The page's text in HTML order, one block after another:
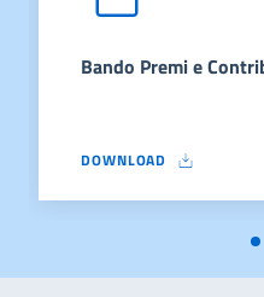
Bando Premi e
DOWNLOAD
BANDO PREMI E